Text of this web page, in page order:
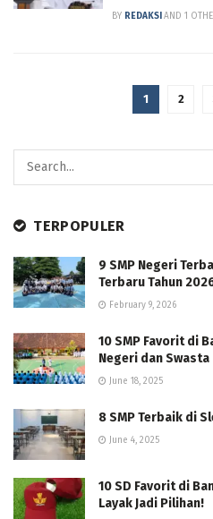
BY REDAKSI AND 1
1 2
TERPOPULER
9 SMP Negeri
Terbaru Tahun
February 9, 2026
10 SMP Favorit di
Negeri dan Swasta
June 18, 2025
8 SMP Terbaik di
June 4, 2025
10 SD Favorit di
Layak Jadi Pilihan!